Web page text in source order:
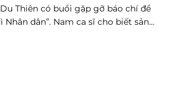
Thiên có buổi gặp gỡ báo chí để
Nhân dân”. Nam ca sĩ cho biết sản